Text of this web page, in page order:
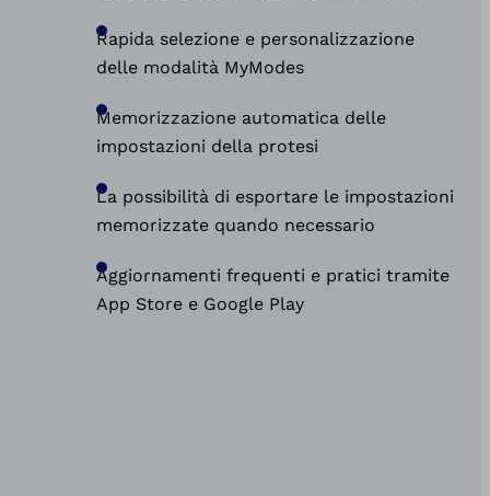
Rapida selezione e personalizzazione
delle modalità MyModes
Memorizzazione automatica delle
impostazioni della protesi
La possibilità di esportare le impostazioni
memorizzate quando necessario
Aggiornamenti frequenti e pratici tramite
App Store e Google Play